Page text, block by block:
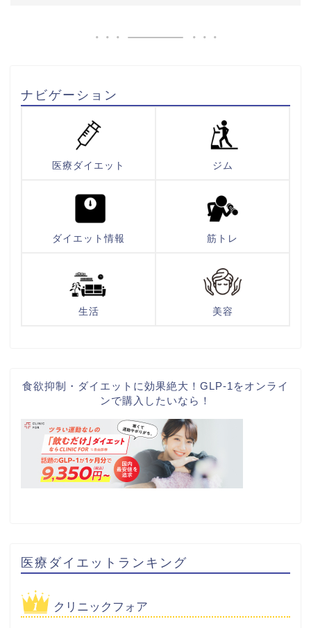
ナビゲーション
医療ダイエット ジム
ダイエット情報 筋トレ
生活 美容
食欲抑制・ダイエットに効果絶大！GLP-1をオンライ
ンで購入したいなら！
医療ダイエットランキング
クリニックフォア